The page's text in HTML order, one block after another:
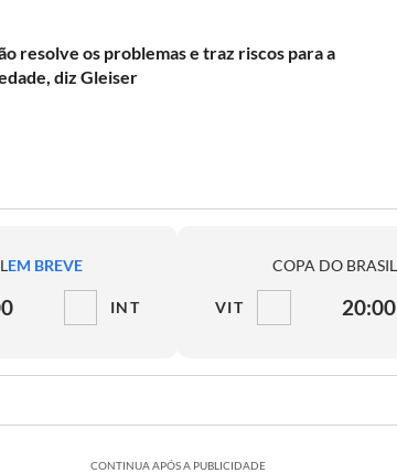
resolve os problemas e traz riscos para a
diz Gleiser
EM BREVE
INT
COPA DO BRASIL
VIT 20:00
CONTINUA APÓS A PUBLICIDADE